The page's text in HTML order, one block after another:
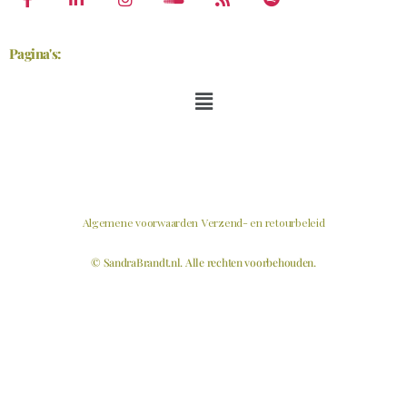
Pagina's:
© SandraBrandt.nl. Alle rechten voorbehouden.
Algemene voorwaarden Verzend- en retourbeleid